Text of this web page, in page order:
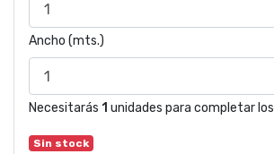
Ancho (mts.)
Necesitarás 1 unidades para completar los
Sin stock